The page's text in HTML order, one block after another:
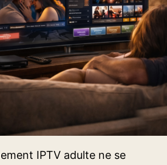
IPTV adulte ne se